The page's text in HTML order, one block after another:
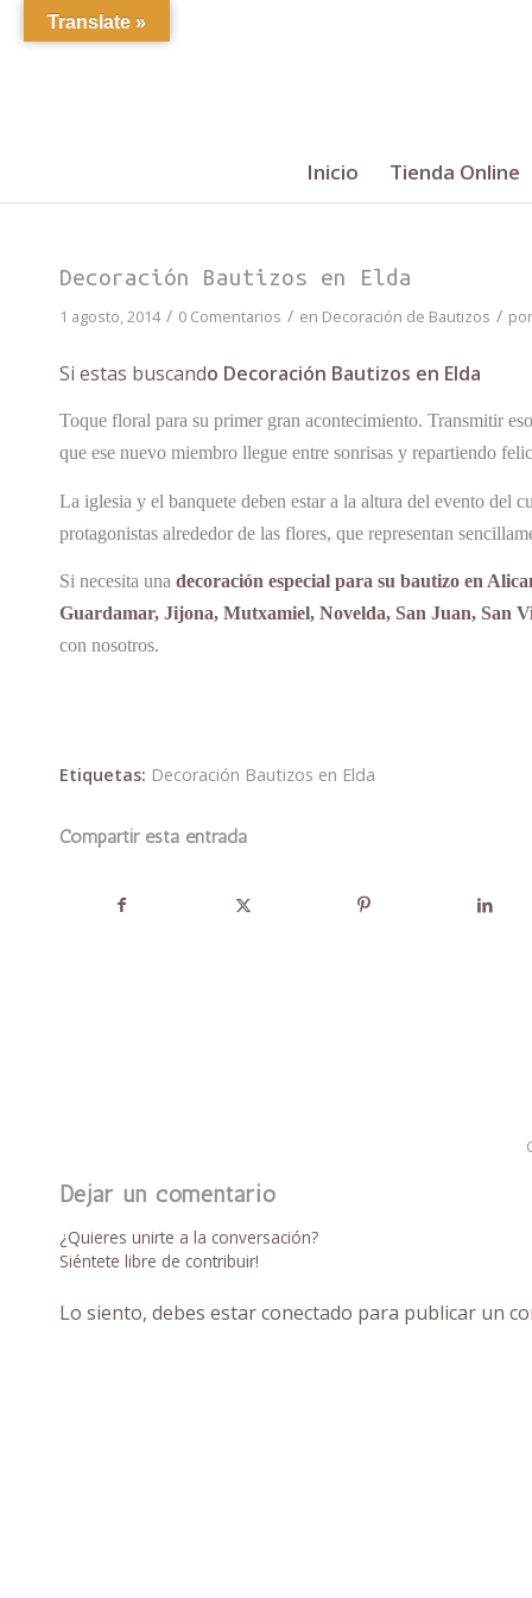
Inicio Tienda Online
Decoración Bautizos en Elda
1 agosto, 2014 / 0 Comentarios / en Decoración de Bautizos / por
Si estas buscando Decoración Bautizos en Elda
Toque floral para su primer gran acontecimiento. Transmitir
que ese nuevo miembro llegue entre sonrisas y repartiendo
La iglesia y el banquete deben estar a la altura del evento del
protagonistas alrededor de las flores, que representan
Si necesita una decoración especial para su bautizo en
Guardamar, Jijona, Mutxamiel, Novelda, San Juan, San
con nosotros.
Etiquetas: Decoración Bautizos en Elda
Compartir esta entrada
Dejar un comentario
¿Quieres unirte a la conversación?
Siéntete libre de contribuir!
Lo siento, debes estarconectado para publicar un
Translate »